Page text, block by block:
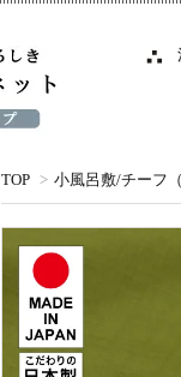
TOP > 小風呂敷/チーフ